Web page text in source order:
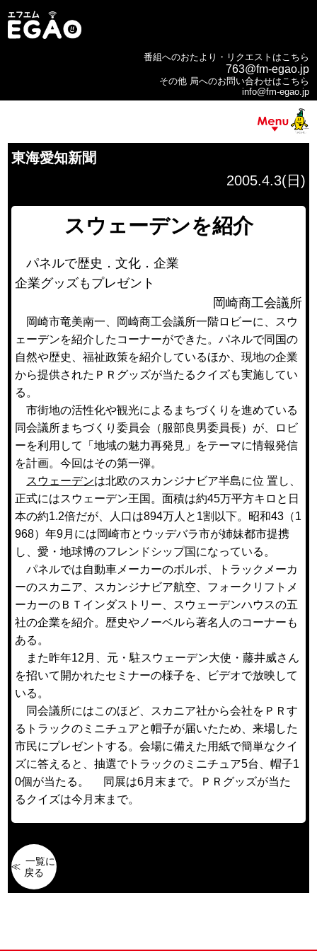
番組へのおたより・リクエストはこちら
763@fm-egao.jp
その他 局へのお問い合わせはこちら
info@fm-egao.jp
東海愛知新聞
2005.4.3(日)
スウェーデンを紹介
パネルで歴史．文化．企業
企業グッズもプレゼント
岡崎商工会議所
岡崎市竜美南一、岡崎商工会議所一階ロビーに、スウ
ェーデンを紹介したコーナーができた。パネルで同国の
自然や歴史、福祉政策を紹介しているほか、現地の企業
から提供されたＰＲグッズが当たるクイズも実施してい
る。
市街地の活性化や観光によるまちづくりを進めている
同会議所まちづくり委員会（服部良男委員長）が、ロビ
ーを利用して「地域の魅力再発見」をテーマに情報発信
を計画。今回はその第一弾。
スウェーデンは北欧のスカンジナビア半島に位 置し、
正式にはスウェーデン王国。面積は約45万平方キロと日
本の約1.2倍だが、人口は894万人と1割以下。昭和43（1
968）年9月には岡崎市とウッデバラ市が姉妹都市提携
し、愛・地球博のフレンドシップ国になっている。
パネルでは自動車メーカーのボルボ、トラックメーカ
ーのスカニア、スカンジナビア航空、フォークリフトメ
ーカーのＢＴインダストリー、スウェーデンハウスの五
社の企業を紹介。歴史やノーベルら著名人のコーナーも
ある。
また昨年12月、元・駐スウェーデン大使・藤井威さん
を招いて開かれたセミナーの様子を、ビデオで放映して
いる。
同会議所にはこのほど、スカニア社から会社をＰＲす
るトラックのミニチュアと帽子が届いたため、来場した
市民にプレゼントする。会場に備えた用紙で簡単なクイ
ズに答えると、抽選でトラックのミニチュア5台、帽子1
0個が当たる。 同展は6月末まで。ＰＲグッズが当た
るクイズは今月末まで。
一覧に
戻る